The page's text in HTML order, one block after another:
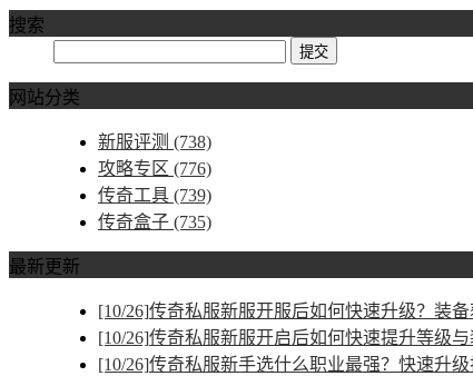
搜索
网站分类
新服评测 (738)
攻略专区 (776)
传奇工具 (739)
传奇盒子 (735)
最新更新
[10/26]传奇私服新服开服后如何快速升级？装
[10/26]传奇私服新服开启后如何快速提升等级与
[10/26]传奇私服新手选什么职业最强？快速升级